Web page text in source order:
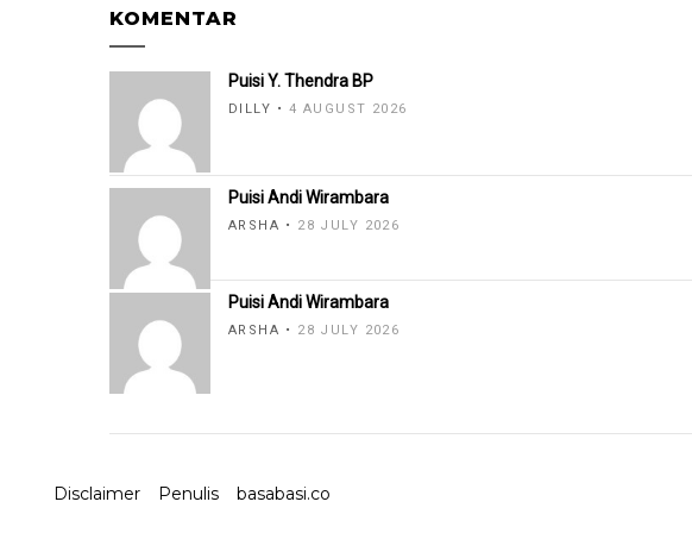
KOMENTAR
Puisi Y. Thendra BP
DILLY 4 AUGUST 2026
Puisi Andi Wirambara
ARSHA 28 JULY 2026
Puisi Andi Wirambara
ARSHA 28 JULY 2026
Disclaimer Penulis basabasi.co